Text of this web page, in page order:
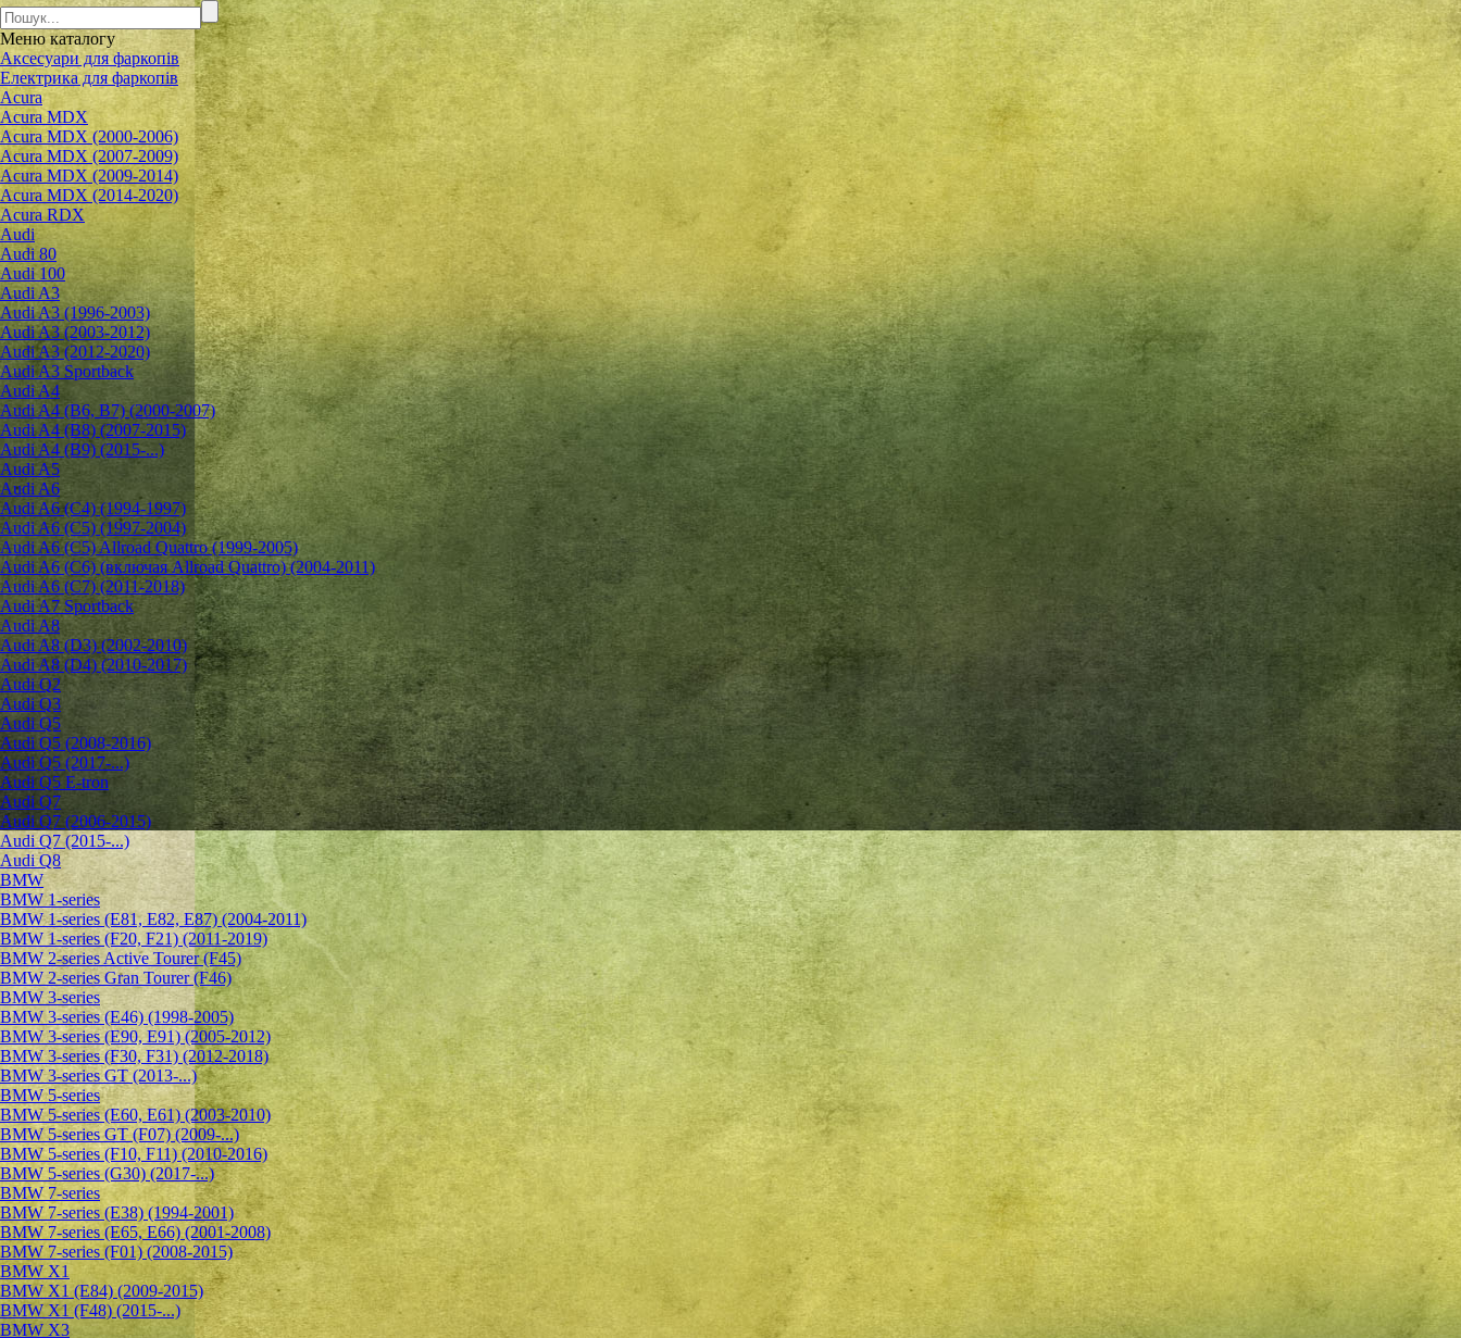
Менюкаталогу
Аксесуари для фаркопів
Електрика для фаркопів
Acura
Acura MDX
Acura MDX (2000-2006)
Acura MDX (2007-2009)
Acura MDX (2009-2014)
Acura MDX (2014-2020)
Acura RDX
Audi
Audi 80
Audi 100
Audi A3
Audi A3 (1996-2003)
Audi A3 (2003-2012)
Audi A3 (2012-2020)
Audi A3 Sportback
Audi A4
Audi A4 (B6, B7) (2000-2007)
Audi A4 (B8) (2007-2015)
Audi A4 (B9) (2015-...)
Audi A5
Audi A6
Audi A6 (C4) (1994-1997)
Audi A6 (C5) (1997-2004)
Audi A6 (C5) Allroad Quattro (1999-2005)
Audi A6 (C6) (включая Allroad Quattro) (2004-2011)
Audi A6 (C7) (2011-2018)
Audi A7 Sportback
Audi A8
Audi A8 (D3) (2002-2010)
Audi A8 (D4) (2010-2017)
Audi Q2
Audi Q3
Audi Q5
Audi Q5 (2008-2016)
Audi Q5 (2017-...)
Audi Q5 E-tron
Audi Q7
Audi Q7 (2006-2015)
Audi Q7 (2015-...)
Audi Q8
BMW
BMW 1-series
BMW 1-series (E81, E82, E87) (2004-2011)
BMW 1-series (F20, F21) (2011-2019)
BMW 2-series Active Tourer (F45)
BMW 2-series Gran Tourer (F46)
BMW 3-series
BMW 3-series (E46) (1998-2005)
BMW 3-series (E90, E91) (2005-2012)
BMW 3-series (F30, F31) (2012-2018)
BMW 3-series GT (2013-...)
BMW 5-series
BMW 5-series (E60, E61) (2003-2010)
BMW 5-series GT (F07) (2009-...)
BMW 5-series (F10, F11) (2010-2016)
BMW 5-series (G30) (2017-...)
BMW 7-series
BMW 7-series (E38) (1994-2001)
BMW 7-series (E65, E66) (2001-2008)
BMW 7-series (F01) (2008-2015)
BMW X1
BMW X1 (E84) (2009-2015)
BMW X1 (F48) (2015-...)
BMW X3